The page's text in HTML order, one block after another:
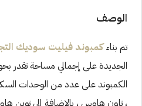
الوصف
تم بناءكمبوند فيليت سوديك
الكمبوند على عدد من الوحدات
، تاون هاوس ، بالإضافة إلى توين